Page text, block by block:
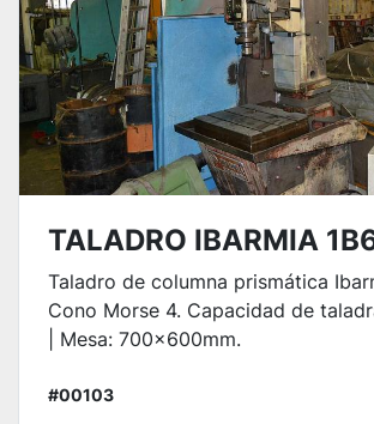
TALADRO IBARMIA
Taladro de columna prismática
Cono Morse 4. Capacidad de
| Mesa: 700x600mm.
#00103